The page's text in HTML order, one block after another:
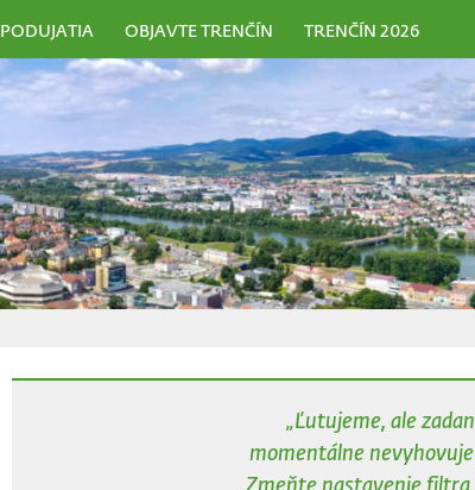
PODUJATIA OBJAVTE TRENČÍN TRENČÍN 2026
„Ľutujeme, ale
momentálne
Zmeňte nastavenie